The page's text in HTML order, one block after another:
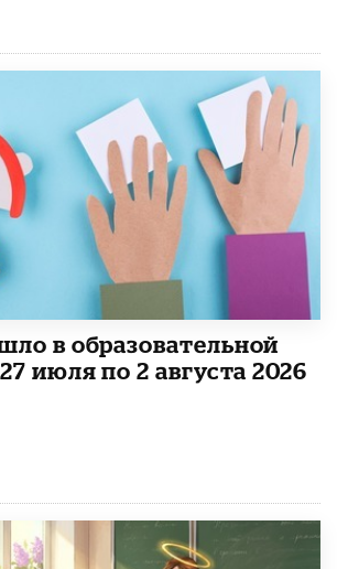
в образовательной
июля по 2 августа 2026